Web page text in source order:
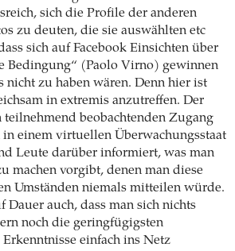
sich die Profile der anderen
zu deuten, die sie auswählten etc
sich auf Facebook Einsichten über
Bedingung“ (Paolo Virno) gewinnen
nicht zu haben wären. Denn hier ist
in extremis anzutreffen. Der
teilnehmend beobachtenden Zugang
in einem virtuellen Überwachungsstaat
Leute darüber informiert, was man
machen vorgibt, denen man diese
Umständen niemals mitteilen würde.
Dauer auch, dass man sich nichts
noch die geringfügigsten
einfach ins Netz